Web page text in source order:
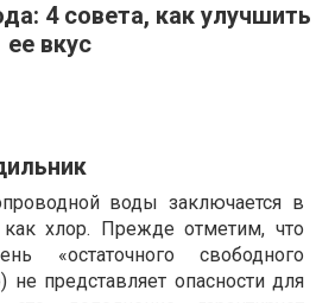
4 совета, как улучшить
ее вкус
воды заключается в
хлор. Прежде отметим, что
«остаточного свободного
не представляет опасности для